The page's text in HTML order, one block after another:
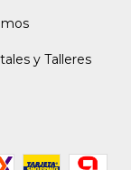
y Talleres